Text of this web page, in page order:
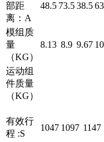
部距
离：A
48.5 73.538.5
模组质
量
（KG）
8.13 8.9 9.67
运动组
件质量
（KG）
有效行
程 :S
1047 1097 1147